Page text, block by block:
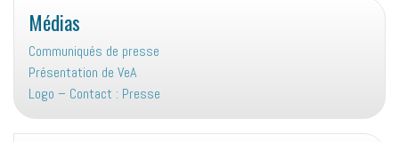
Médias
Communiqués de presse
Présentation de VeA
Logo – Contact : Presse